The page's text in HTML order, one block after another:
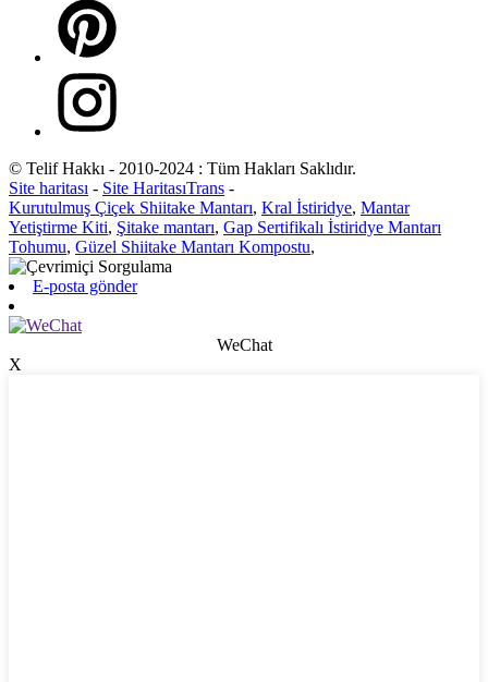
© Telif Hakkı - 2010-2024 : Tüm Hakları Saklıdır.
Site haritası - Site HaritasıTrans -
Kurutulmuş Çiçek Shiitake Mantarı, Kral İstiridye, Mantar
Yetiştirme Kiti, Şitake mantarı, Gap Sertifikalı İstiridye Mantarı
Tohumu, Güzel Shiitake Mantarı Kompostu,
E-posta gönder
WeChat
X